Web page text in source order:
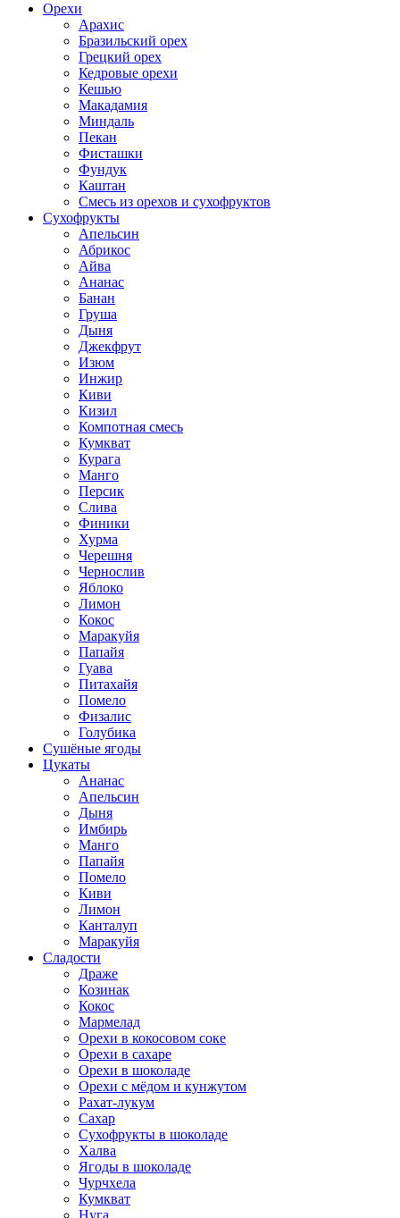
Орехи
Арахис
Бразильский орех
Грецкий орех
Кедровые орехи
Кешью
Макадамия
Миндаль
Пекан
Фисташки
Фундук
Каштан
Смесь из орехов и сухофруктов
Сухофрукты
Апельсин
Абрикос
Айва
Ананас
Банан
Груша
Дыня
Джекфрут
Изюм
Инжир
Киви
Кизил
Компотная смесь
Кумкват
Курага
Манго
Персик
Слива
Финики
Хурма
Черешня
Чернослив
Яблоко
Лимон
Кокос
Маракуйя
Папайя
Гуава
Питахайя
Помело
Физалис
Голубика
Сушёные ягоды
Цукаты
Ананас
Апельсин
Дыня
Имбирь
Манго
Папайя
Помело
Киви
Лимон
Канталуп
Маракуйя
Сладости
Драже
Козинак
Кокос
Мармелад
Орехи в кокосовом соке
Орехи в сахаре
Орехи в шоколаде
Орехи с мёдом и кунжутом
Рахат-лукум
Сахар
Сухофрукты в шоколаде
Халва
Ягоды в шоколаде
Чурчхела
Кумкват
Нуга